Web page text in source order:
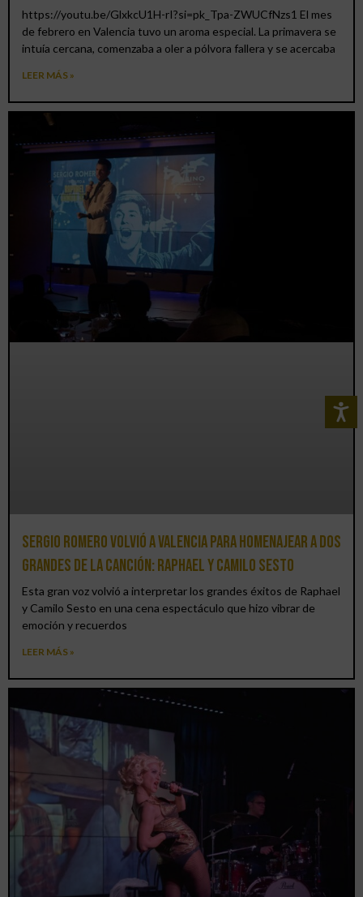
https://youtu.be/GlxkcU1H-rI?si=pk_Tpa-ZWUCfNzs1 El mes
de febrero en Valencia tuvo un aroma especial. La primavera se
intuía cercana, comenzaba a oler a pólvora fallera y se acercaba
LEER MÁS »
Sergio Romero volvió a Valencia para homenajear a dos
grandes de la canción: Raphael y Camilo Sesto
Esta gran voz volvió a interpretar los grandes éxitos de Raphael
y Camilo Sesto en una cena espectáculo que hizo vibrar de
emoción y recuerdos
LEER MÁS »